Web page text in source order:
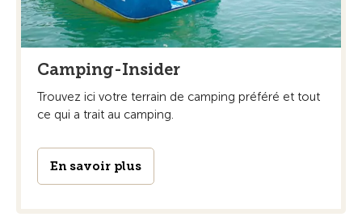
Camping-Insider
Trouvez ici votre terrain de camping préféré et tout
ce qui a trait au camping.
En savoir plus